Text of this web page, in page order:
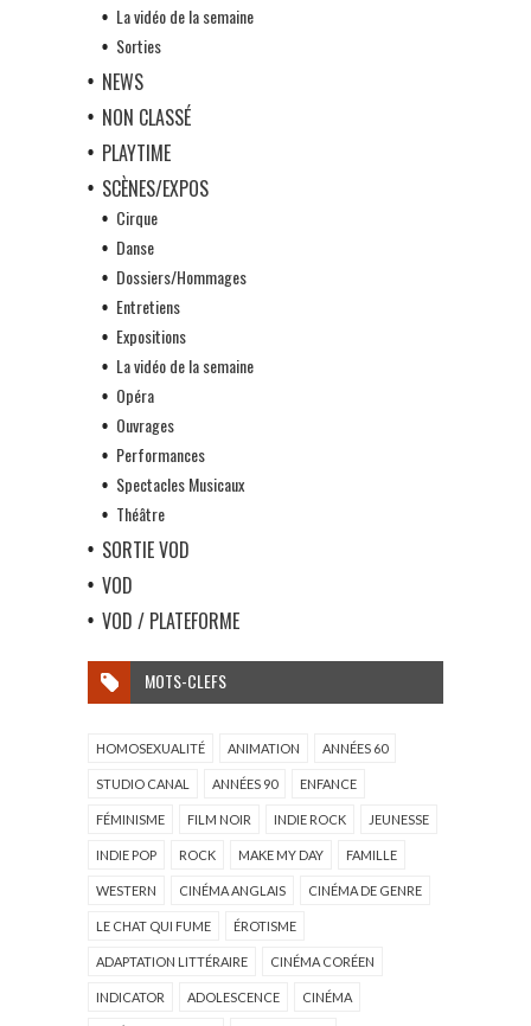
La vidéo de la semaine
Sorties
NEWS
NON CLASSÉ
PLAYTIME
SCÈNES/EXPOS
Cirque
Danse
Dossiers/Hommages
Entretiens
Expositions
La vidéo de la semaine
Opéra
Ouvrages
Performances
Spectacles Musicaux
Théâtre
SORTIE VOD
VOD
VOD / PLATEFORME
MOTS-CLEFS
HOMOSEXUALITÉ ANIMATION ANNÉES 60
STUDIO CANAL ANNÉES 90 ENFANCE
FÉMINISME FILM NOIR INDIE ROCK JEUNESSE
INDIE POP ROCK MAKE MY DAY FAMILLE
WESTERN CINÉMA ANGLAIS CINÉMA DE GENRE
LE CHAT QUI FUME ÉROTISME
ADAPTATION LITTÉRAIRE CINÉMA CORÉEN
INDICATOR ADOLESCENCE CINÉMA